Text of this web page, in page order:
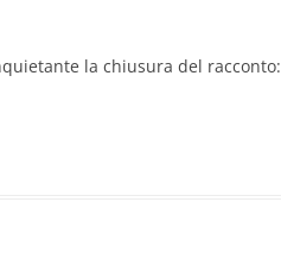
la chiusura del racconto: